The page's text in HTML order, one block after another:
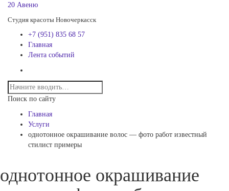
20 Авеню
Студия красоты Новочеркасск
+7 (951) 835 68 57
Главная
Лента событий
Поиск по сайту
Главная
Услуги
однотонное окрашивание волос — фото работ известный
стилист примеры
однотонное окрашивание